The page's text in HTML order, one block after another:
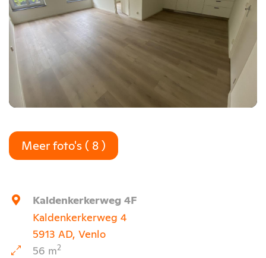
Meer foto's ( 8 )
Kaldenkerkerweg 4F
Kaldenkerkerweg 4
5913 AD, Venlo
56 m2